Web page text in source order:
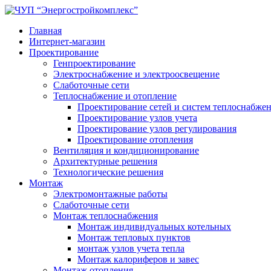
Главная
Интернет-магазин
Проектирование
Генпроектирование
Электроснабжение и электроосвещение
Слаботочные сети
Теплоснабжение и отопление
Проектирование сетей и систем
Проектирование узлов учета
Проектирование узлов регулирования
Проектирование отопления
Вентиляция и кондиционирование
Архитектурные решения
Технологические решения
Монтаж
Электромонтажные работы
Слаботочные сети
Монтаж теплоснабжения
Монтаж индивидуальных котельных
Монтаж тепловых пунктов
монтаж узлов учета тепла
Монтаж калориферов и завес